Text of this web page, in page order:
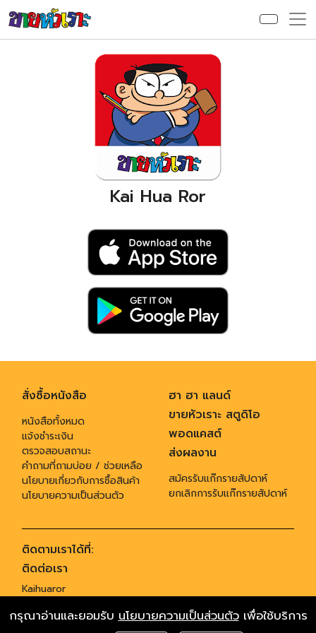
Kai Hua Ror
สั่งซื้อหนังสือ
หนังสือทั้งหมด
แจ้งชำระเงิน
ตรวจสอบสถานะ
คำถามที่ถามบ่อย / ช่วยเหลือ
นโยบายเกี่ยวกับการซื้อสินค้า
นโยบายความเป็นส่วนตัว
ฮา ฮา แลนด์
ขายหัวเราะ สตูดิโอ
พอดแคสต์
ส่งผลงาน
สมัครรับแก๊กรายสัปดาห์
ยกเลิกการรับแก๊กรายสัปดาห์
ติดตามเราได้ที่:
ติดต่อเรา
Kaihuaror
โทร 02-6419955,ติตต่อโฆษณา gagservice@banluegroup.com
กรุณาอ่านและยอมรับนโยบายความเป็นส่วนตัวเพื่อใช้บริการ